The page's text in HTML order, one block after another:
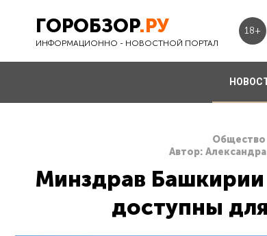
ГОРОБЗОР.РУ
ИНФОРМАЦИОННО - НОВОСТНОЙ ПОРТАЛ
18+
Общество
Автор:
Минздрав
доступны